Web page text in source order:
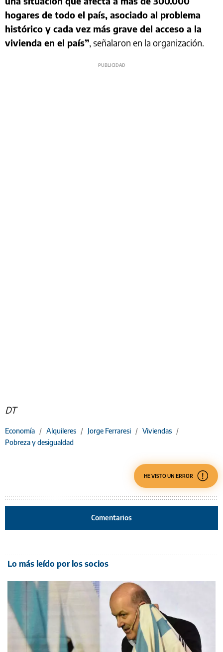
hogares de todo el país, asociado al problema
histórico y cada vez más grave del acceso a la
vivienda en el país”, señalaron en la organización.
DT
Economía / Alquileres / Jorge Ferraresi / Viviendas /
Pobreza y desigualdad
HE VISTO UN ERROR
Comentarios
Lo más leído por los socios